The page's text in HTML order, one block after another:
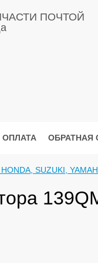
ПОЧТОЙ
ОПЛАТА ОБРАТНАЯ
SUZUKI,